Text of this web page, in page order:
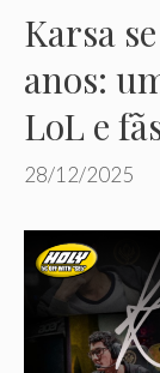
Karsa
anos:
LoL e
28/12/2025